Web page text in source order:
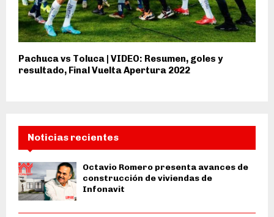
Pachuca vs Toluca | VIDEO: Resumen, goles y
resultado, Final Vuelta Apertura 2022
Noticias recientes
Octavio Romero presenta avances de
construcción de viviendas de
Infonavit